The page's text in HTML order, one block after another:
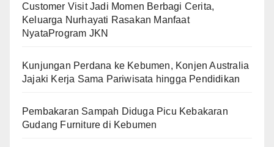
Customer Visit Jadi Momen Berbagi Cerita,
Keluarga Nurhayati Rasakan Manfaat
NyataProgram JKN
Kunjungan Perdana ke Kebumen, Konjen Australia
Jajaki Kerja Sama Pariwisata hingga Pendidikan
Pembakaran Sampah Diduga Picu Kebakaran
Gudang Furniture di Kebumen